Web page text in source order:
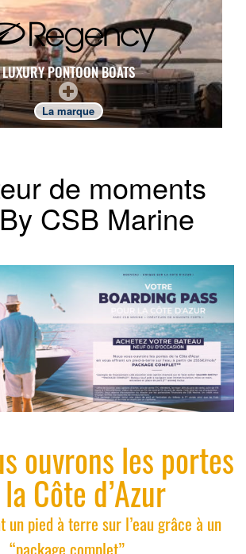
LUXURY PONTOON BOATS
La marque
de moments
CSB Marine
ouvrons les portes
Côte d’Azur
un pied à terre sur l’eau grâce à un
“package complet”.